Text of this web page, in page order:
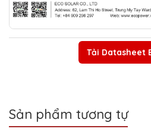
Tải Datasheet
Sản phẩm tương tự